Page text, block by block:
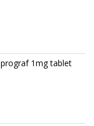
prograf 1mg tablet